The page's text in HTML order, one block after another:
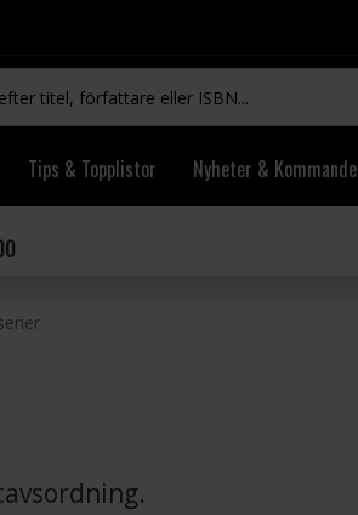
Tips & Topplistor Nyheter & Kommande